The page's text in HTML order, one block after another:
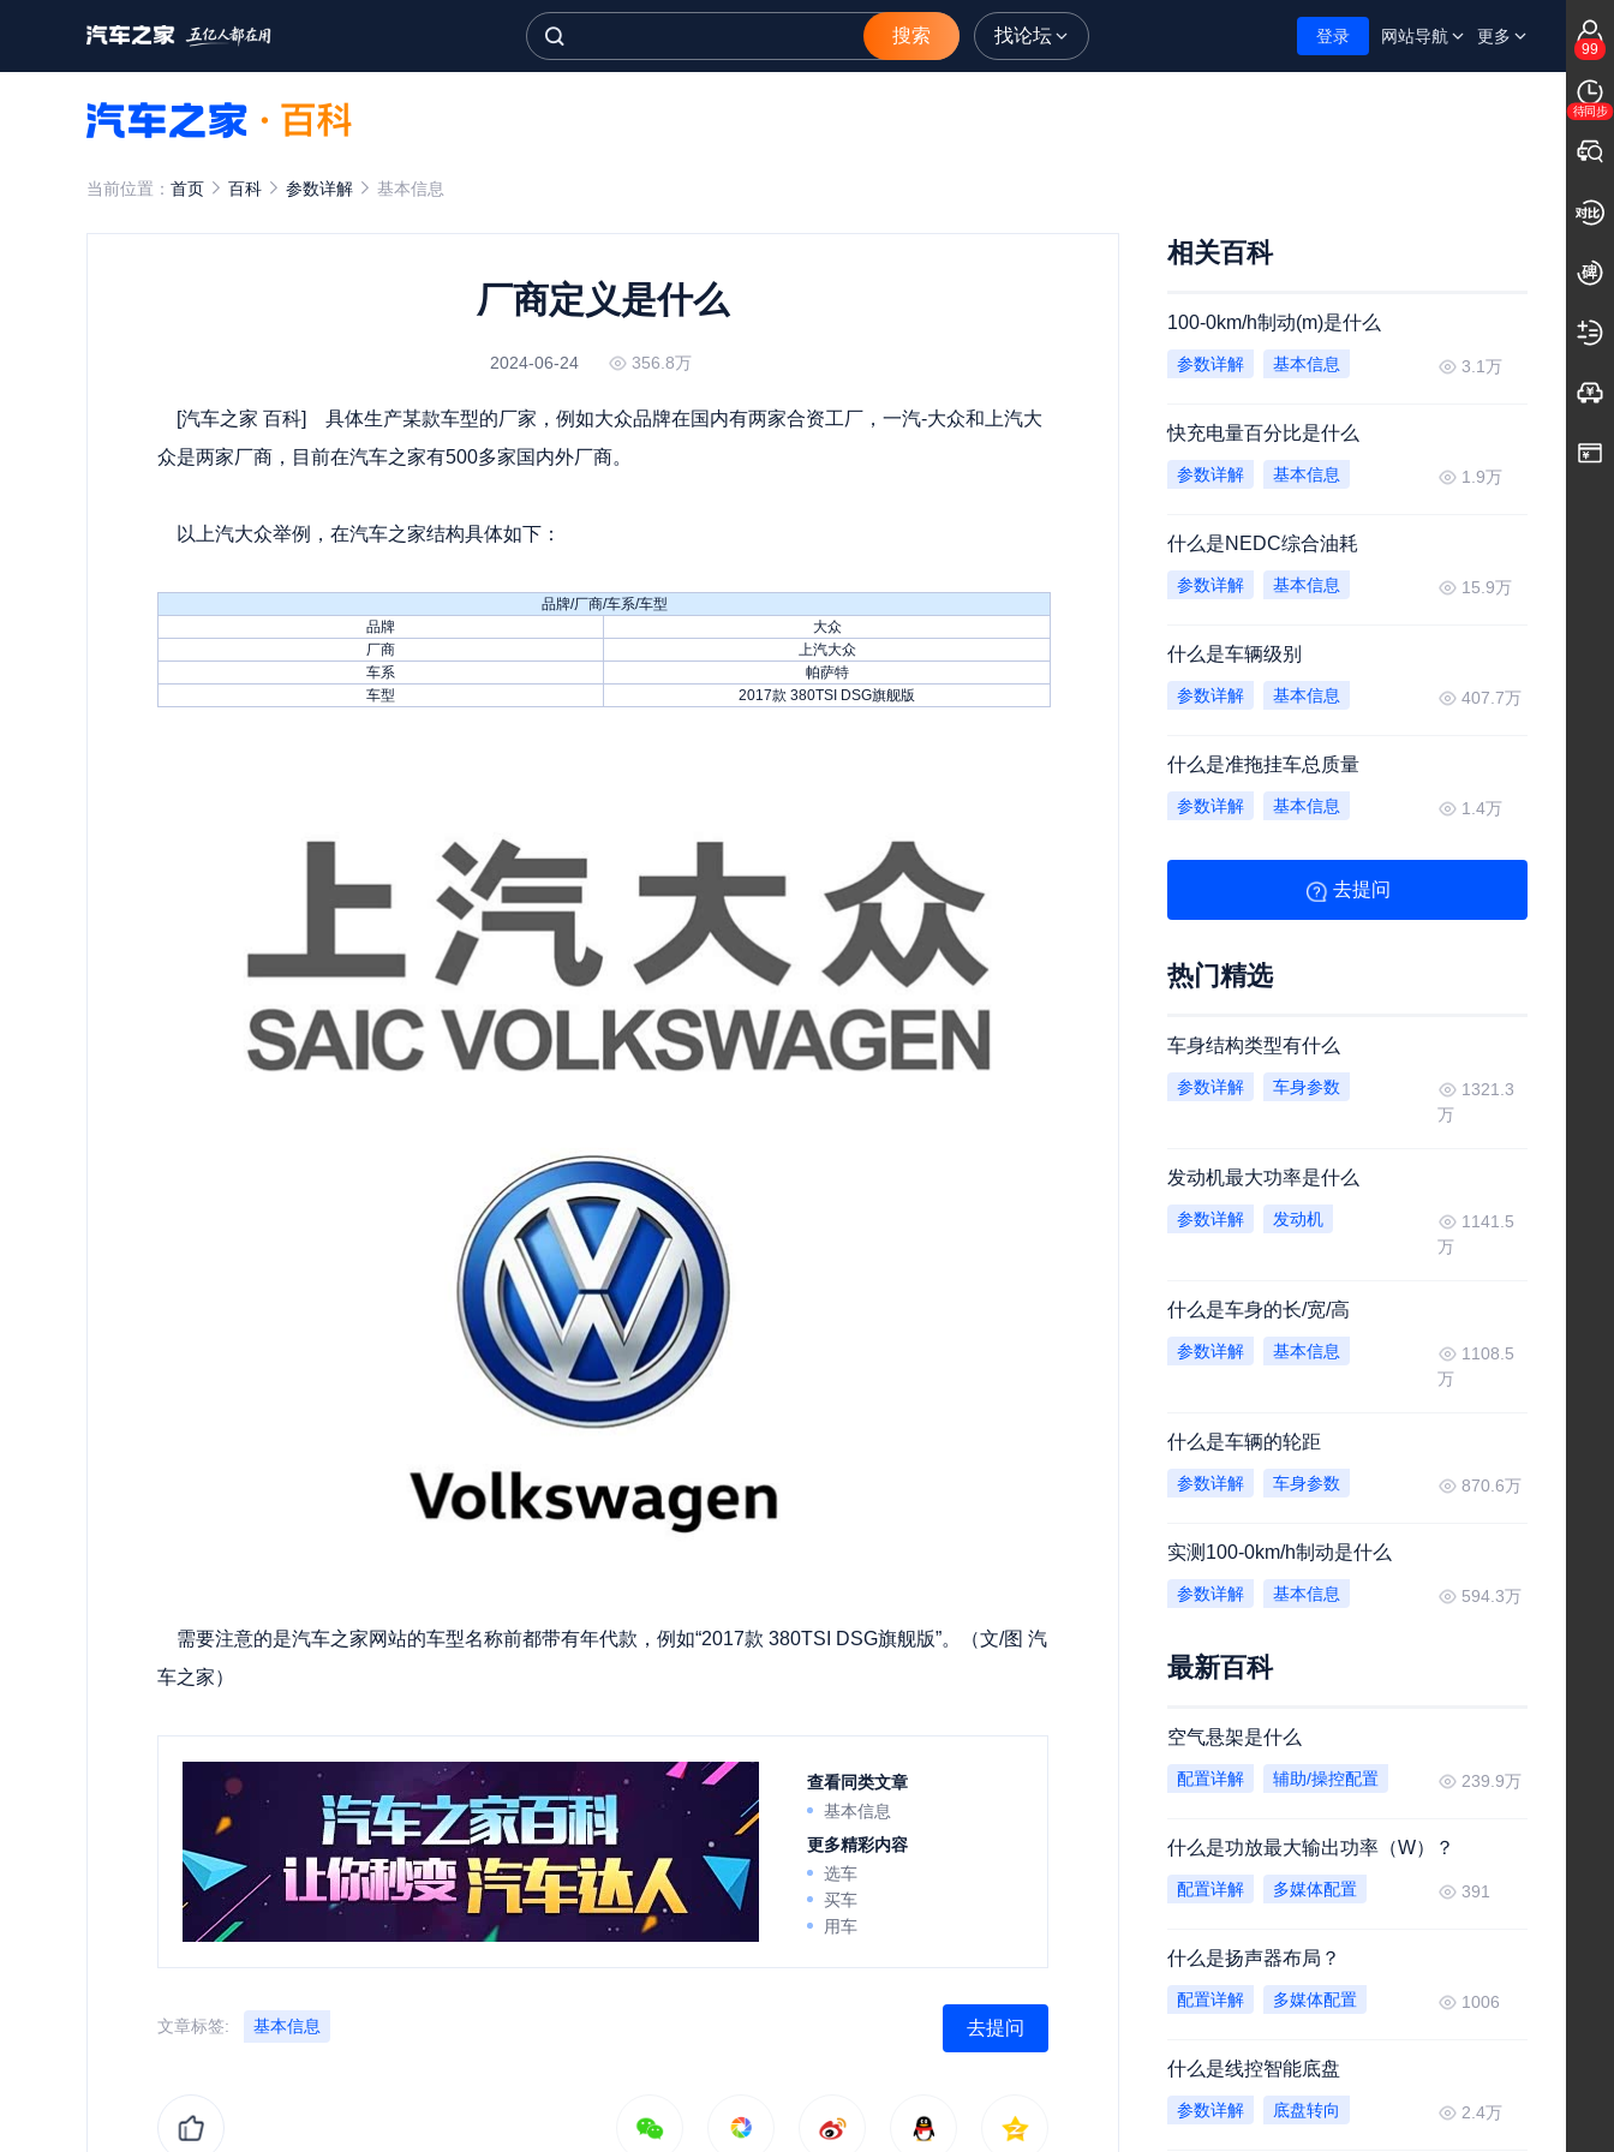
搜索 找论坛 登录 网站导航 更多
当前位置： 首页 百科 参数详解 基本信息
厂商定义是什么
2024-06-24 356.8万
[汽车之家 百科] 具体生产某款车型的厂家，例如大众品牌在国内有两家合资工厂，一汽-大众和上汽大
众是两家厂商，目前在汽车之家有500多家国内外厂商。
以上汽大众举例，在汽车之家结构具体如下：
品牌/厂商/车系/车型
品牌
大众
厂商
上汽大众
车系
帕萨特
车型
2017款 380TSI DSG旗舰版
需要注意的是汽车之家网站的车型名称前都带有年代款，例如“2017款 380TSI DSG旗舰版”。（文/图 汽
车之家）
查看同类文章
基本信息
更多精彩内容
选车
买车
用车
文章标签: 基本信息 去提问
相关百科
100-0km/h制动(m)是什么
参数详解 基本信息 3.1万
快充电量百分比是什么
参数详解 基本信息 1.9万
什么是NEDC综合油耗
参数详解 基本信息 15.9万
什么是车辆级别
参数详解 基本信息 407.7万
什么是准拖挂车总质量
参数详解 基本信息 1.4万
去提问
热门精选
车身结构类型有什么
参数详解 车身参数
1321.3
万
发动机最大功率是什么
参数详解 发动机
1141.5
万
什么是车身的长/宽/高
参数详解 基本信息
1108.5
万
什么是车辆的轮距
参数详解 车身参数 870.6万
实测100-0km/h制动是什么
参数详解 基本信息 594.3万
最新百科
空气悬架是什么
配置详解 辅助/操控配置 239.9万
什么是功放最大输出功率（W）？
配置详解 多媒体配置 391
什么是扬声器布局？
配置详解 多媒体配置 1006
什么是线控智能底盘
参数详解 底盘转向 2.4万
99
待同步